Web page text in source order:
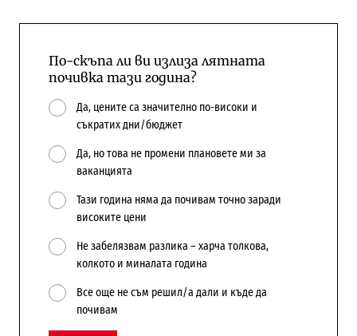
По-скъпа ли ви излиза лятната
почивка тази година?
Да, цените са значително по-високи и
съкратих дни/бюджет
Да, но това не промени плановете ми за
ваканцията
Тази година няма да почивам точно заради
високите цени
Не забелязвам разлика – харча толкова,
колкото и миналата година
Все още не съм решил/а дали и къде да
почивам